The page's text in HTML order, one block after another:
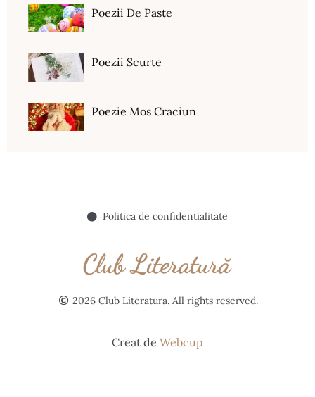
Poezii De Paste
Poezii Scurte
Poezie Mos Craciun
Politica de confidentialitate
2026 Club Literatura. All rights reserved.
Creat de Webcup